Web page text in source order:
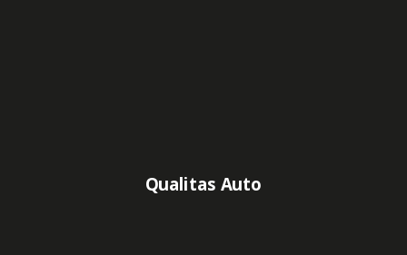
Qualitas Auto